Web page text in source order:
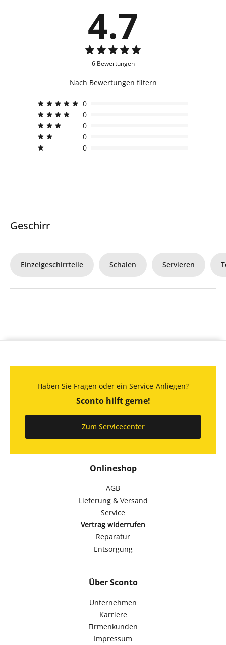
4.7
6 Bewertungen
Nach Bewertungen filtern
0
0
0
0
0
Geschirr
Einzelgeschirrteile Schalen Servieren
Onlineshop
AGB
Lieferung & Versand
Service
Vertrag widerrufen
Reparatur
Entsorgung
Über Sconto
Unternehmen
Karriere
Firmenkunden
Impressum
Haben Sie Fragen oder ein Service-Anliegen?
Sconto hilft gerne!
Zum Servicecenter